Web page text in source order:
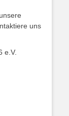
uns
e.V.